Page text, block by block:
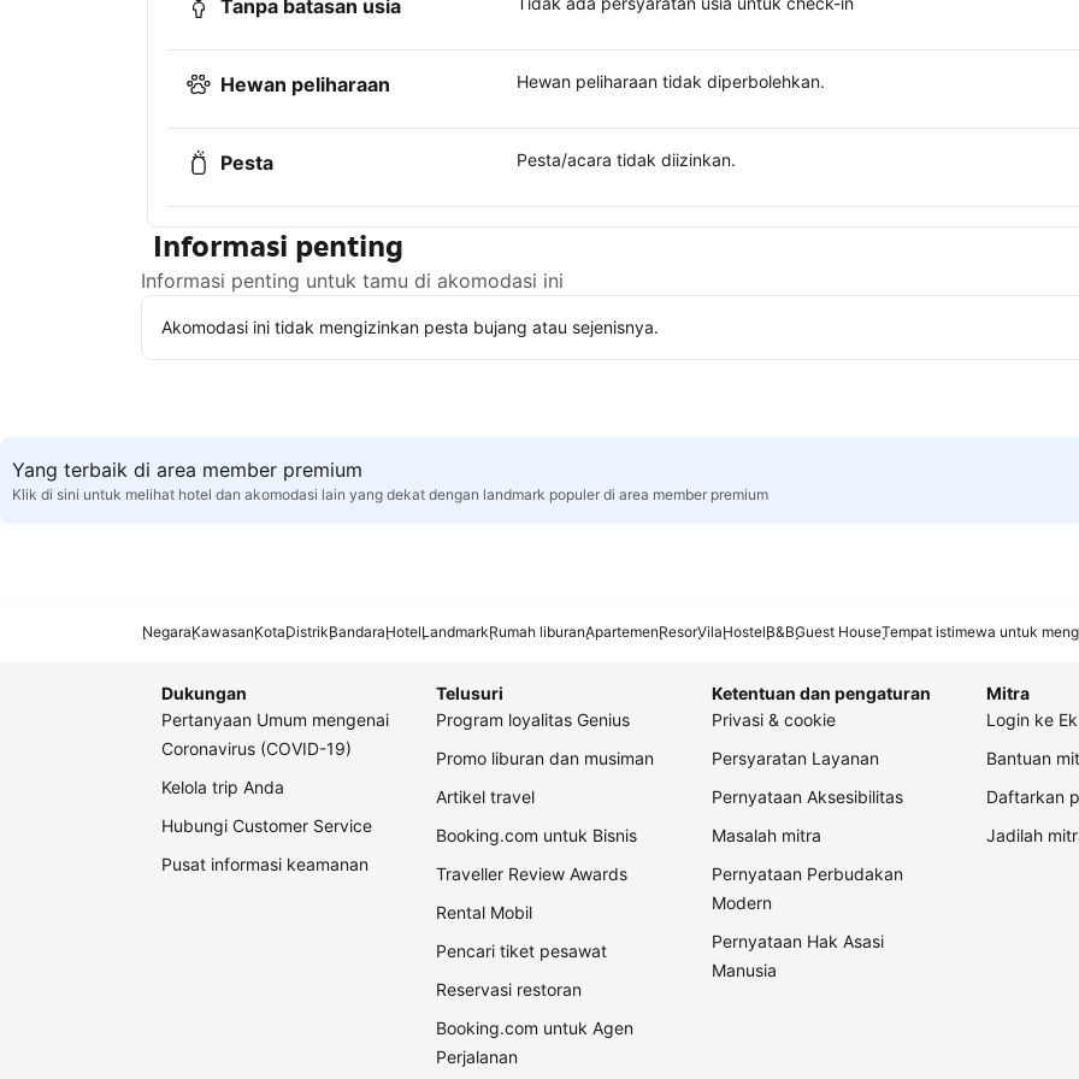
Tanpa batasan usia
Hewan peliharaan Hewan peliharaan tidak diperbolehkan.
Pesta Pesta/acara tidak diizinkan.
Informasi penting
Informasi penting untuk tamu di akomodasi ini
Akomodasi ini tidak mengizinkan pesta bujang atau sejenisnya.
Yang terbaik di area member premium
Klik di sini untuk melihat hotel dan akomodasi lain yang dekat dengan landmark populer di area member premium
NegaraKawasanKotaDistrikBandaraHotelLandmarkRumah liburanApartemenResorVilaHostelB&BGuest HouseTempat istimewa untuk
Dukungan
Pertanyaan Umum mengenai
Coronavirus (COVID-19)
Kelola trip Anda
Hubungi Customer Service
Pusat informasi keamanan
Telusuri
Program loyalitas Genius
Promo liburan dan musiman
Artikel travel
Booking.com untuk Bisnis
Traveller Review Awards
Rental Mobil
Pencari tiket pesawat
Reservasi restoran
Booking.com untuk Agen
Perjalanan
Ketentuan dan pengaturan
Privasi & cookie
Persyaratan Layanan
Pernyataan Aksesibilitas
Masalah mitra
Pernyataan Perbudakan
Modern
Pernyataan Hak Asasi
Manusia
Mitra
Login ke
Bantuan
Daftarkan
Jadilah